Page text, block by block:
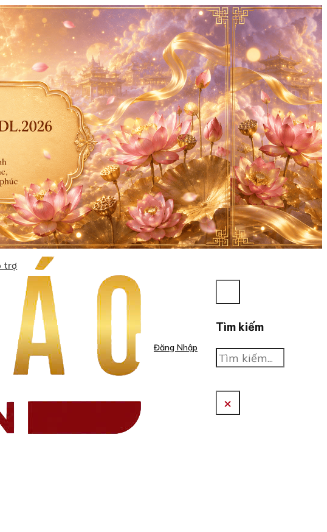
trợ
Đăng Nhập
Tìm kiếm
Tìm
kiếm
×